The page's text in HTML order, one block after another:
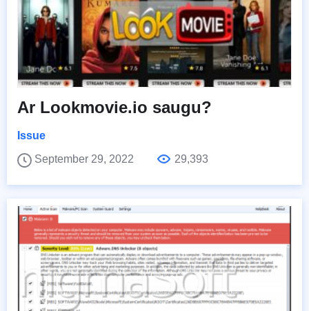
Ar Lookmovie.io saugu?
Issue
September 29, 2022
29,393